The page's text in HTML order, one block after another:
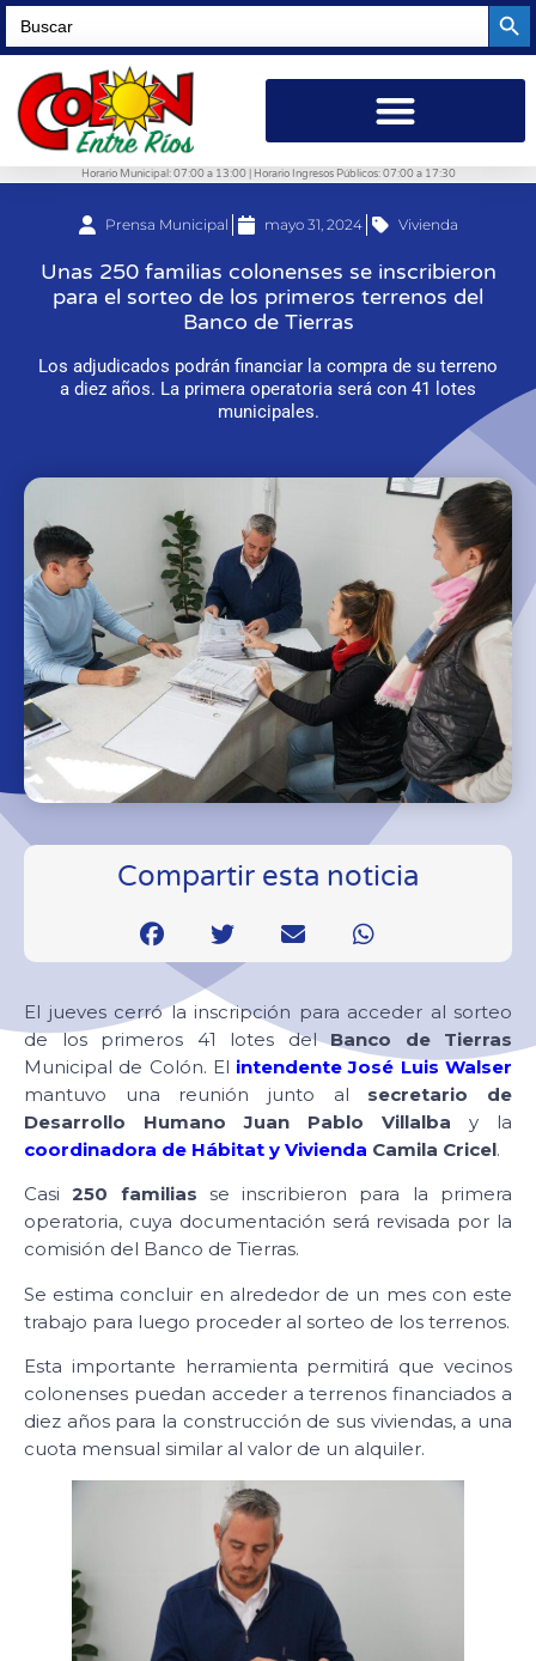
Search
for:
Horario Municipal: 07:00 a 13:00 | Horario Ingresos Públicos: 07:00 a 17:30
Prensa Municipal mayo 31, 2024 Vivienda
Unas 250 familias colonenses se inscribieron
para el sorteo de los primeros terrenos del
Banco de Tierras
Los adjudicados podrán financiar la compra de su terreno
a diez años. La primera operatoria será con 41 lotes
municipales.
Compartir esta noticia
El jueves cerró la inscripción para acceder al sorteo
de los primeros 41 lotes delBanco de Tierras
Municipal de Colón. El intendente José Luis Walser
mantuvo una reunión junto al secretario de
Desarrollo Humano Juan Pablo Villalba y la
coordinadora de Hábitat y Vivienda Camila Cricel.
Casi250 familias se inscribieron para la primera
operatoria, cuya documentación será revisada por la
comisión del Banco de Tierras.
Se estima concluir en alrededor de un mes con este
trabajo para luego proceder al sorteo de los terrenos.
Esta importante herramienta permitirá que vecinos
colonenses puedan acceder a terrenos financiados a
diez años para la construcción de sus viviendas, a una
cuota mensual similar al valor de un alquiler.